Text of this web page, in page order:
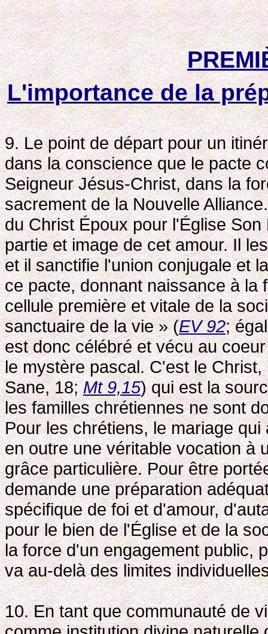
L'importance de la
9. Le point de départ pour un
dans la conscience que le pacte
Seigneur Jésus-Christ, dans la
sacrement de la Nouvelle
du Christ Époux pour l'Église
partie et image de cet amour. Il
et il sanctifie l'union conjugale et
ce pacte, donnant naissance à la
cellule première et vitale de la
sanctuaire de la vie » (EV 92;
est donc célébré et vécu au
le mystère pascal. C'est le
Sane, 18;Mt 9,15) qui est la
les familles chrétiennes ne sont
Pour les chrétiens, le mariage
en outre une véritable vocation à
grâce particulière. Pour être
demande une préparation
spécifique de foi et d'amour,
pour le bien de l'Église et de la
la force d'un engagement public,
va au-delà des limites
10. En tant que communauté de